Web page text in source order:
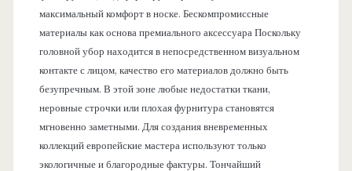
максимальный комфорт в носке. Бескомпромиссные
материалы как основа премиального аксессуара Поскольку
головной убор находится в непосредственном визуальном
контакте с лицом, качество его материалов должно быть
безупречным. В этой зоне любые недостатки ткани,
неровные строчки или плохая фурнитура становятся
мгновенно заметными. Для создания вневременных
коллекций европейские мастера используют только
экологичные и благородные фактуры. Тончайший